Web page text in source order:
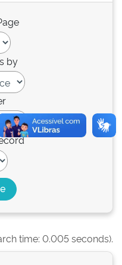
by
time: 0.005 seconds).